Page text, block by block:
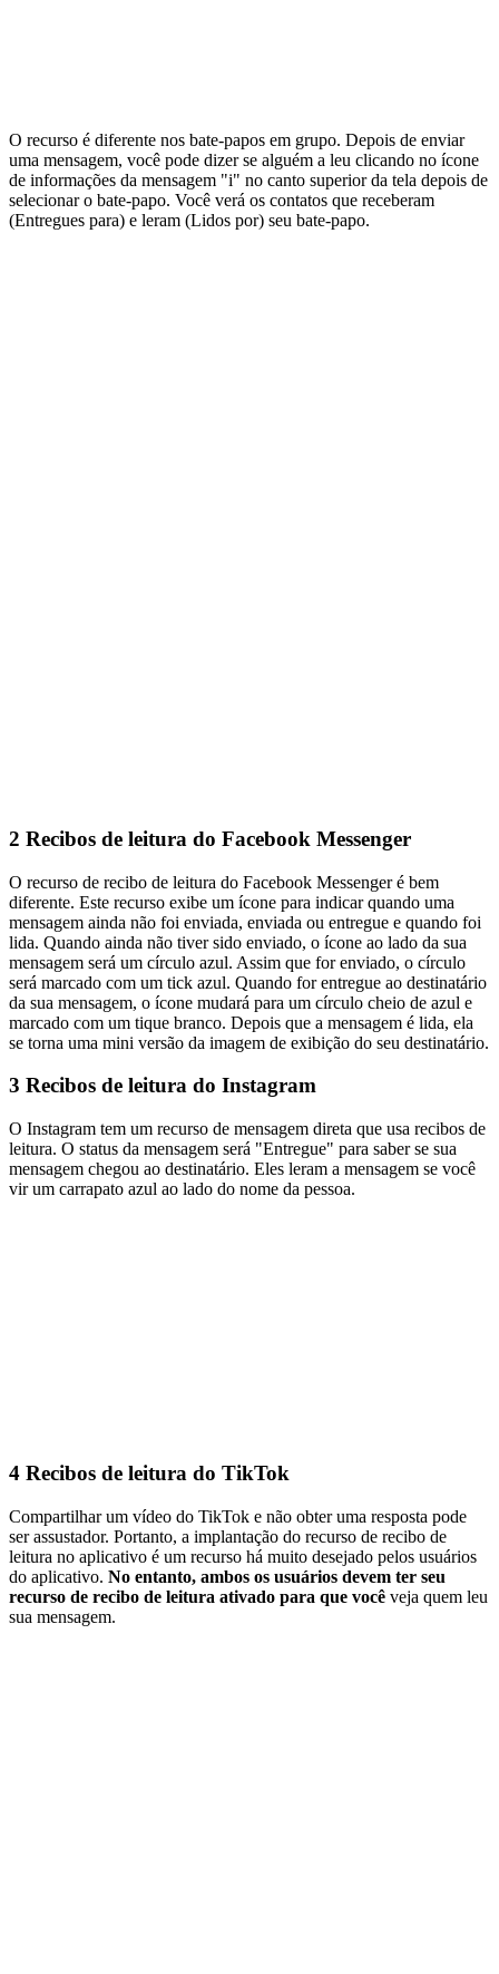
O recurso é diferente nos bate-papos em grupo. Depois de enviar
uma mensagem, você pode dizer se alguém a leu clicando no ícone
de informações da mensagem "i" no canto superior da tela depois de
selecionar o bate-papo. Você verá os contatos que receberam
(Entregues para) e leram (Lidos por) seu bate-papo.
2 Recibos de leitura do Facebook Messenger
O recurso de recibo de leitura do Facebook Messenger é bem
diferente. Este recurso exibe um ícone para indicar quando uma
mensagem ainda não foi enviada, enviada ou entregue e quando foi
lida. Quando ainda não tiver sido enviado, o ícone ao lado da sua
mensagem será um círculo azul. Assim que for enviado, o círculo
será marcado com um tick azul. Quando for entregue ao destinatário
da sua mensagem, o ícone mudará para um círculo cheio de azul e
marcado com um tique branco. Depois que a mensagem é lida, ela
se torna uma mini versão da imagem de exibição do seu destinatário.
3 Recibos de leitura do Instagram
O Instagram tem um recurso de mensagem direta que usa recibos de
leitura. O status da mensagem será "Entregue" para saber se sua
mensagem chegou ao destinatário. Eles leram a mensagem se você
vir um carrapato azul ao lado do nome da pessoa.
4 Recibos de leitura do TikTok
Compartilhar um vídeo do TikTok e não obter uma resposta pode
ser assustador. Portanto, a implantação do recurso de recibo de
leitura no aplicativo é um recurso há muito desejado pelos usuários
do aplicativo. No entanto, ambos os usuários devem ter seu
recurso de recibo de leitura ativado para que você veja quem leu
sua mensagem.